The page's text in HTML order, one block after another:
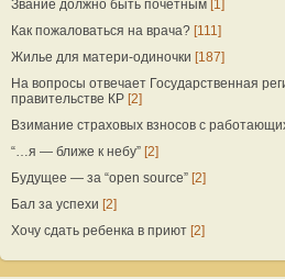
Звание должно быть почетным [1]
Как пожаловаться на врача? [111]
Жилье для матери-одиночки [187]
На вопросы отвечает Государственная
правительстве КР [2]
Взимание страховых взносов с
“…я — ближе к небу” [2]
Будущее — за “open source” [2]
Бал за успехи [2]
Хочу сдать ребенка в приют [2]